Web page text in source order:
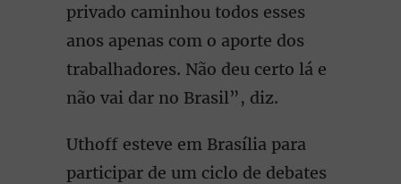
privado caminhou todos esses
anos apenas com o aporte dos
trabalhadores. Não deu certo lá e
não vai dar no Brasil”, diz.
Uthoff esteve em Brasília para
participar de um ciclo de debates